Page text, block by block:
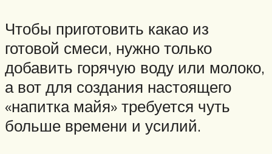
Чтобы приготовить какао из
готовой смеси, нужно только
добавить горячую воду или молоко,
а вот для создания настоящего
«напитка майя» требуется чуть
больше времени и усилий.